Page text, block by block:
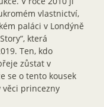
vlastnictví,
paláci v Londýně
která
Ten, kdo
zůstat v
se o tento kousek
věci princezny